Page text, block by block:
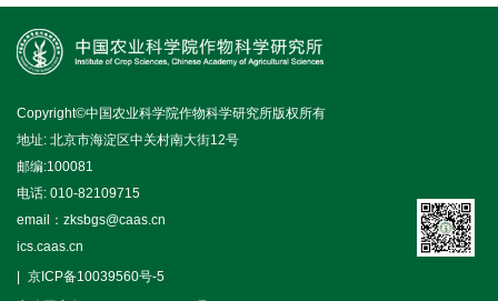
Copyright©中国农业科学院作物科学研究所版权所有
地址: 北京市海淀区中关村南大街12号
邮编:100081
电话: 010-82109715
email：zksbgs@caas.cn
ics.caas.cn
京ICP备10039560号-5